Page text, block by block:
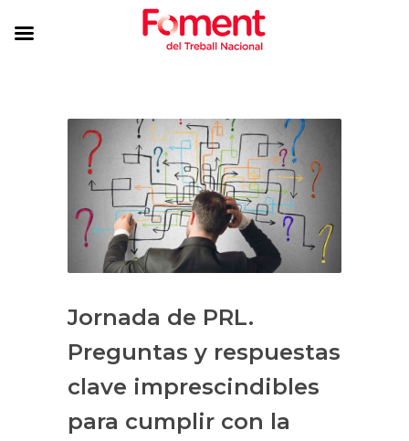
Jornada de PRL.
Preguntas y respuestas
clave imprescindibles
para cumplir con la